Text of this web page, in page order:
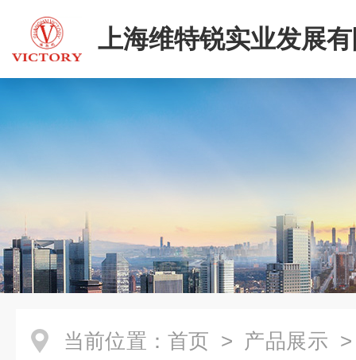
上海维特锐实业发展
当前位置： 首页 > 产品展示